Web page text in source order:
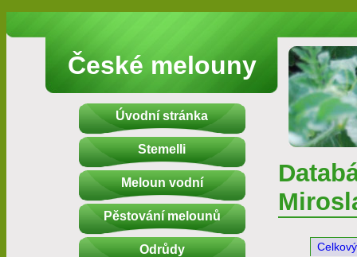
České melouny
Úvodní stránka
Stemelli
Meloun vodní
Pěstování melounů
Odrůdy